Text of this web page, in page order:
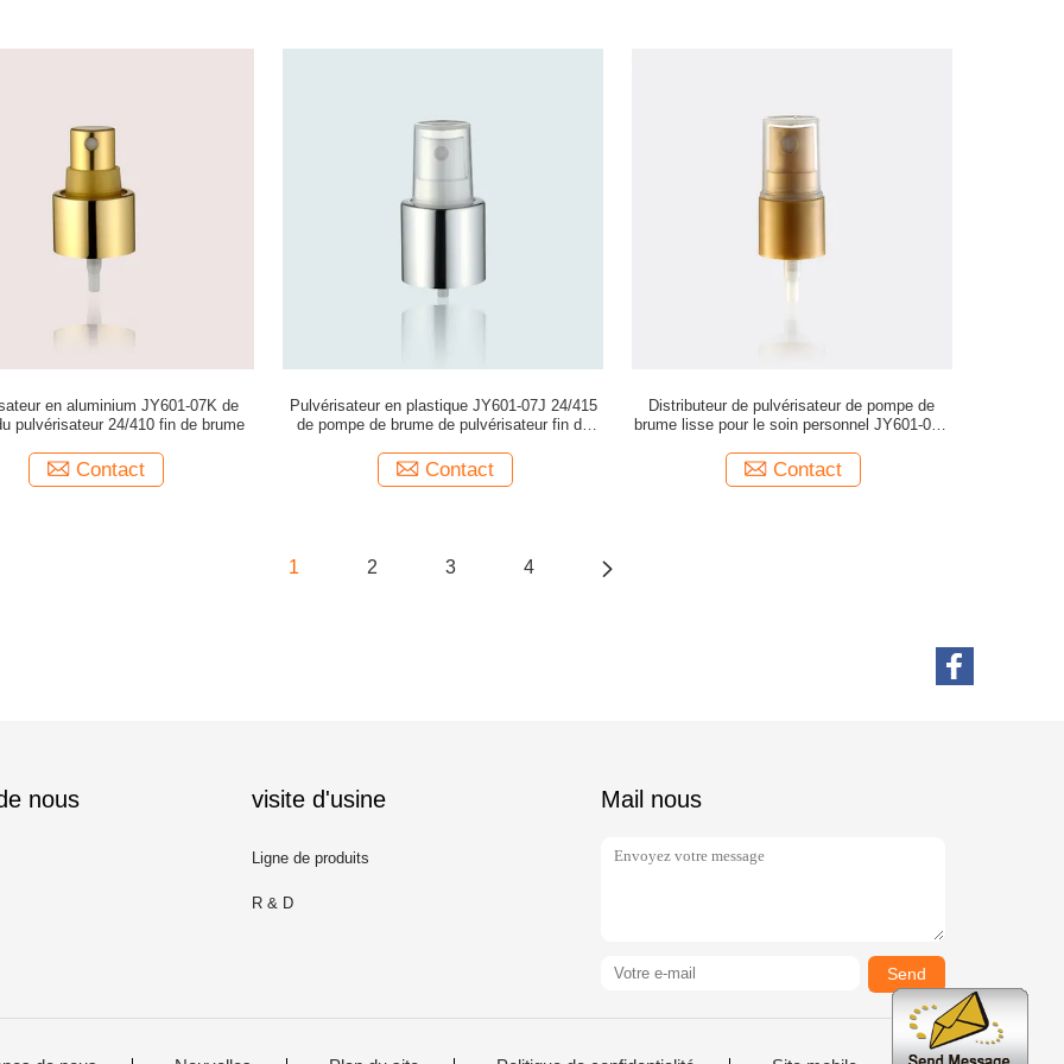
en aluminium JY601-07K de
pulvérisateur 24/410 fin de brume
Contact
Pulvérisateur en plastique JY601-07J 24/415
de pompe de brume de pulvérisateur fin de
Contact
Distributeur de pulvérisateur de pompe de
brume lisse pour le soin personnel JY601-03H
Contact
1 2 3 4
nous visite d'usine
Ligne de produits
R & D
Mail nous
Send